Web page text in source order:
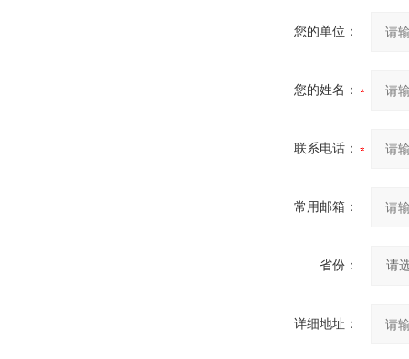
您的单位：
您的姓名：
联系电话：
常用邮箱：
省份：
详细地址：